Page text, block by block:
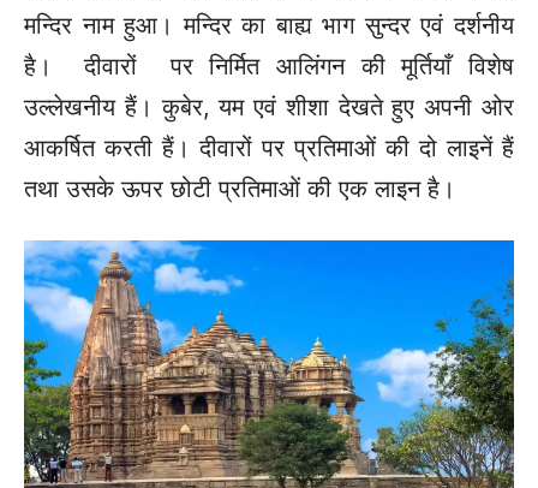
मन्दिर नाम हुआ। मन्दिर का बाह्य भाग सुन्दरएवं दर्शनीय
है। दीवारों पर निर्मित आलिंगन की मूर्तियाँ विशेष
उल्लेखनीय हैं। कुबेर, यम एवं शीशा देखते हुए अपनी ओर
आकर्षित करती हैं। दीवारों पर प्रतिमाओं की दो लाइनें हैं
तथा उसके ऊपर छोटी प्रतिमाओं की एक लाइन है।